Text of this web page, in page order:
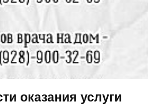
оказания услуги